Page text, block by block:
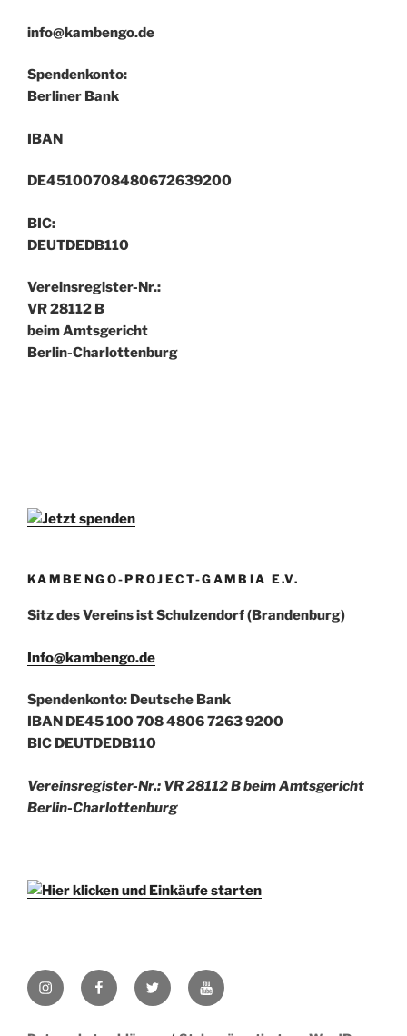
info@kambengo.de
Spendenkonto:
Berliner Bank
IBAN
DE45100708480672639200
BIC:
DEUTDEDB110
Vereinsregister-Nr.:
VR 28112 B
beim Amtsgericht
Berlin-Charlottenburg
KAMBENGO-PROJECT-GAMBIA E.V.
Sitz des Vereins ist Schulzendorf (Brandenburg)
Info@kambengo.de
Spendenkonto: Deutsche Bank
IBAN DE45 100 708 4806 7263 9200
BIC DEUTDEDB110
Vereinsregister-Nr.: VR 28112 B beim Amtsgericht
Berlin-Charlottenburg
InstagramFacebookTwitter YouTube